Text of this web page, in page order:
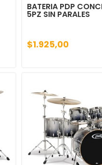
BATERIA PDP
5PZ SIN PARALES
$1.925,00